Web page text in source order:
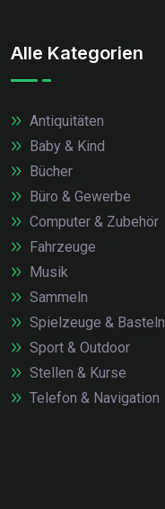
Alle Kategorien
Antiquitäten
Baby & Kind
Bücher
Büro & Gewerbe
Computer & Zubehör
Fahrzeuge
Musik
Sammeln
Spielzeuge & Basteln
Sport & Outdoor
Stellen & Kurse
Telefon & Navigation